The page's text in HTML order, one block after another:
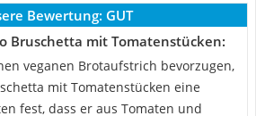
Bewertung: GUT
Bruschetta mit Tomatenstücken:
veganen Brotaufstrich bevorzugen,
mit Tomatenstücken eine
fest, dass er aus Tomaten und